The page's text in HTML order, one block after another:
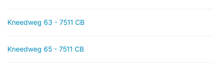
Kneedweg 63 - 7511 CB
Kneedweg 65 - 7511 CB